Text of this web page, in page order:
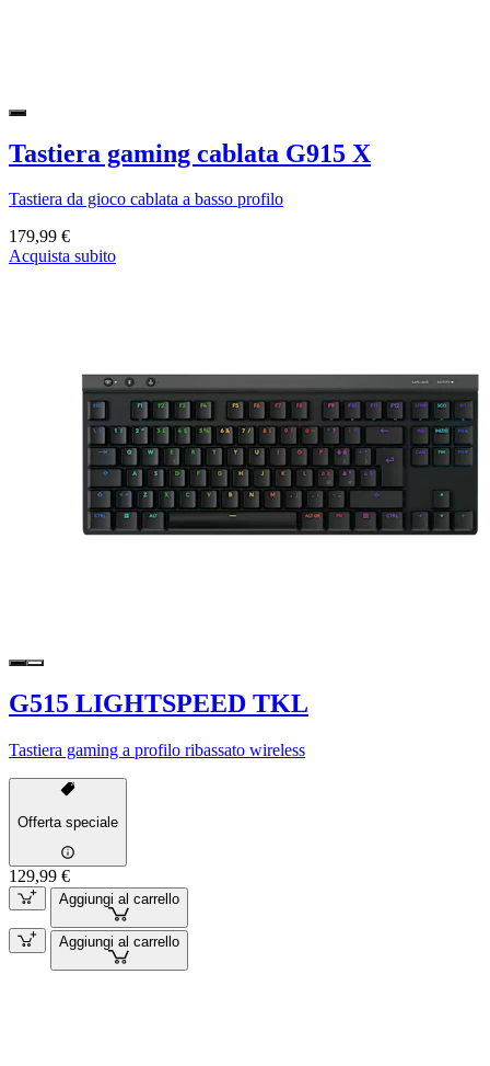
Tastiera gaming cablata G915 X
Tastiera da gioco cablata a basso profilo
179,99 €
Acquista subito
G515 LIGHTSPEED TKL
Tastiera gaming a profilo ribassato wireless
Offerta speciale
129,99 €
Aggiungi al carrello
Aggiungi al carrello